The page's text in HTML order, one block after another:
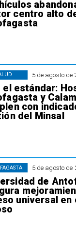
centro alto
5 de agosto de
el estándar:
y
con
del Minsal
5 de agosto de
de
universal en